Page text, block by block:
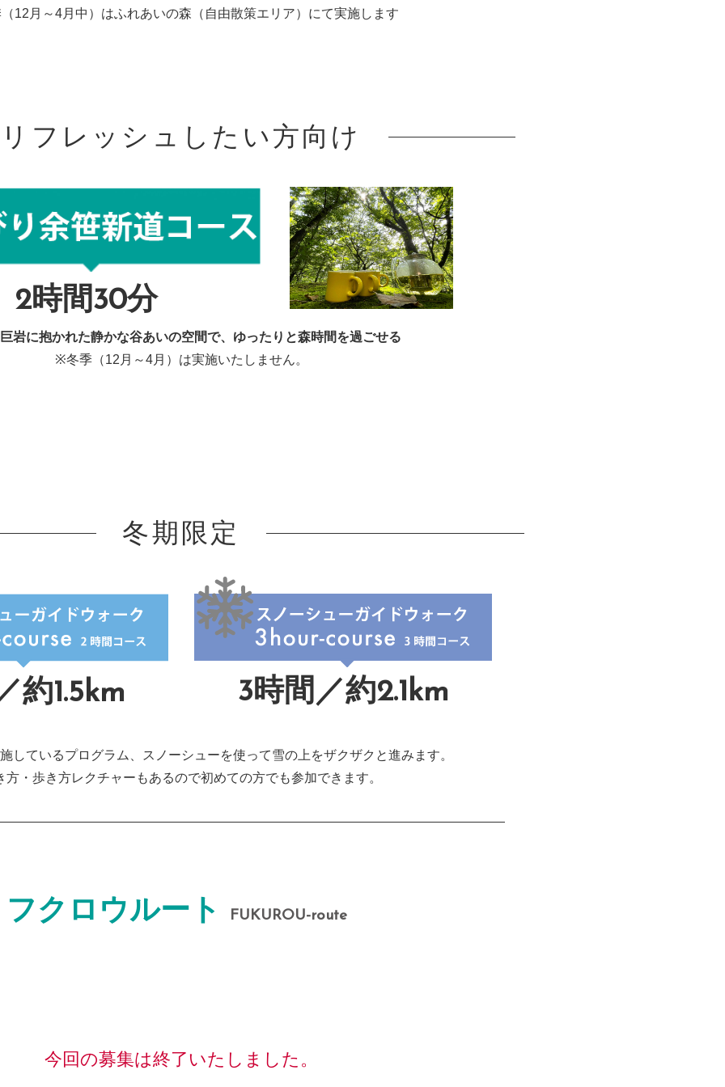
12月～4月中）はふれあいの森（自由散策エリア）にて実施します
リフレッシュしたい方向け
2時間30分
岩に抱かれた静かな谷あいの空間で、ゆったりと森時間を過ごせる
※冬季（12月～4月）は実施いたしません。
冬期限定
約1.5km 3時間／約2.1km
しているプログラム、スノーシューを使って雪の上をザクザクと進みます。
方・歩き方レクチャーもあるので初めての方でも参加できます。
フクロウルート FUKUROU-route
今回の募集は終了いたしました。